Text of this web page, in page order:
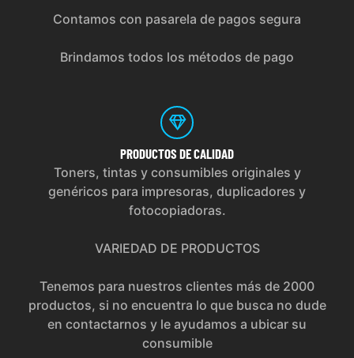
Contamos con pasarela de pagos segura
Brindamos todos los métodos de pago
PRODUCTOS DE CALIDAD
Toners, tintas y consumibles originales y
genéricos para impresoras, duplicadores y
fotocopiadoras.
VARIEDAD DE PRODUCTOS
Tenemos para nuestros clientes más de 2000
productos, si no encuentra lo que busca no dude
en contactarnos y le ayudamos a ubicar su
consumible